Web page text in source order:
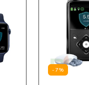
-7%